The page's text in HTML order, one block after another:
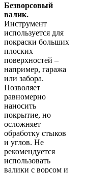
Безворсовый
валик.
Инструмент
используется для
покраски больших
плоских
поверхностей –
например, гаража
или забора.
Позволяет
равномерно
наносить
покрытие, но
осложняет
обработку стыков
и углов. Не
рекомендуется
использовать
валики с ворсом и